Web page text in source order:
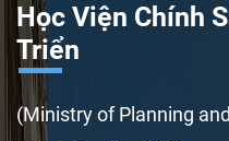
Học Viện Chính
Triển
(Ministry of Planning